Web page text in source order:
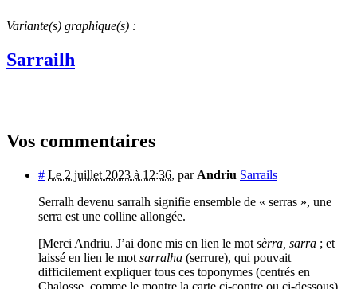
Variante(s) graphique(s) :
Sarrailh
Vos commentaires
# Le 2 juillet 2023 à 12:36, par Andriu Sarrails
Serralh devenu sarralh signifie ensemble de « serras », une
serra est une colline allongée.
[Merci Andriu. J’ai donc mis en lien le mot sèrra, sarra ; et
laissé en lien le mot sarralha (serrure), qui pouvait
difficilement expliquer tous ces toponymes (centrés en